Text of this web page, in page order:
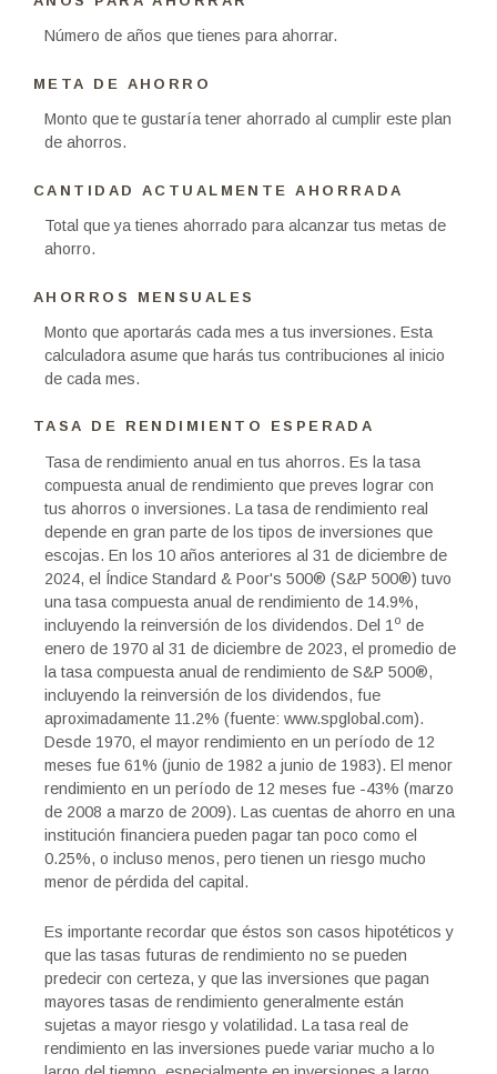
Número de años que tienes para ahorrar.
META DE AHORRO
Monto que te gustaría tener ahorrado al cumplir este plan
de ahorros.
CANTIDAD ACTUALMENTE AHORRADA
Total que ya tienes ahorrado para alcanzar tus metas de
ahorro.
AHORROS MENSUALES
Monto que aportarás cada mes a tus inversiones. Esta
calculadora asume que harás tus contribuciones al inicio
de cada mes.
TASA DE RENDIMIENTO ESPERADA
Tasa de rendimiento anual en tus ahorros. Es la tasa
compuesta anual de rendimiento que preves lograr con
tus ahorros o inversiones. La tasa de rendimiento real
depende en gran parte de los tipos de inversiones que
escojas. En los 10 años anteriores al 31 de diciembre de
2024, el Índice Standard & Poor's 500® (S&P 500®) tuvo
una tasa compuesta anual de rendimiento de 14.9%,
incluyendo la reinversión de los dividendos. Del 1 o de
enero de 1970 al 31 de diciembre de 2023, el promedio de
la tasa compuesta anual de rendimiento de S&P 500®,
incluyendo la reinversión de los dividendos, fue
aproximadamente 11.2% (fuente: www.spglobal.com).
Desde 1970, el mayor rendimiento en un período de 12
meses fue 61% (junio de 1982 a junio de 1983). El menor
rendimiento en un período de 12 meses fue -43% (marzo
de 2008 a marzo de 2009). Las cuentas de ahorro en una
institución financiera pueden pagar tan poco como el
0.25%, o incluso menos, pero tienen un riesgo mucho
menor de pérdida del capital.
Es importante recordar que éstos son casos hipotéticos y
que las tasas futuras de rendimiento no se pueden
predecir con certeza, y que las inversiones que pagan
mayores tasas de rendimiento generalmente están
sujetas a mayor riesgo y volatilidad. La tasa real de
rendimiento en las inversiones puede variar mucho a lo